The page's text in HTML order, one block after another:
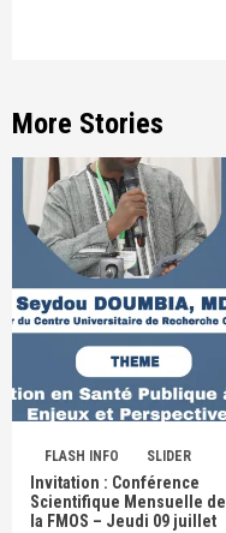
More Stories
FLASH INFO SLIDER
Invitation : Conférence
Scientifique Mensuelle de
la FMOS – Jeudi 09 juillet